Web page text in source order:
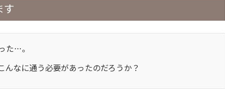
す
た…。
なに通う必要があったのだろうか？